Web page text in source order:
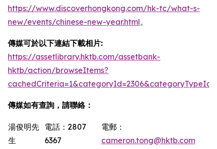
https://www.discoverhongkong.com/hk-tc/what-s-
new/events/chinese-new-year.html。
傳媒可於以下連結下載相片:
https://assetlibrary.hktb.com/assetbank-
hktb/action/browseItems?
傳媒如有查詢，請聯絡：
湯俊明先
生
電話：2807
6367
電郵：
cameron.tong@hktb.com